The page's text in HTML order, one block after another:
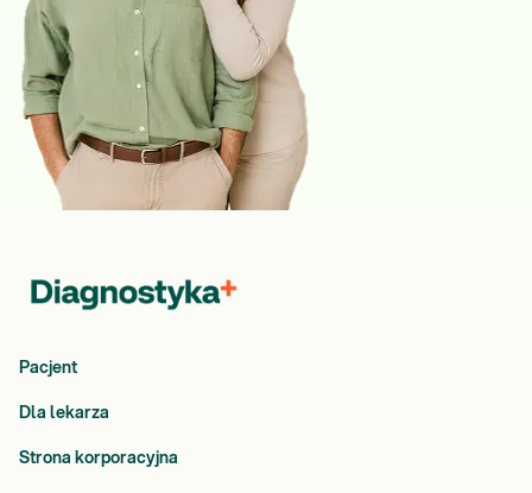
Pacjent
Dla lekarza
Strona korporacyjna